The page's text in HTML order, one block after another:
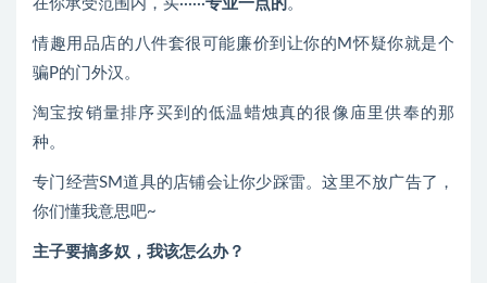
在你承受范围内，买······专业一点的 。
情趣用品店的八件套很可能廉价到让你的M怀疑你就是个
骗P的门外汉。
淘宝按销量排序买到的低温蜡烛真的很像庙里供奉的那
种。
专门经营SM道具的店铺会让你少踩雷。这里不放广告了，
你们懂我意思吧~
主子要搞多奴，我该怎么办？